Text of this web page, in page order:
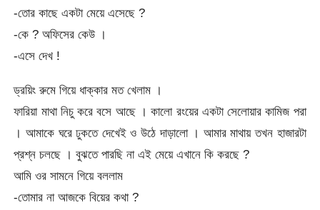
-তোর কাছে একটা মেয়ে এসেছে ?
-কে ? অফিসের কেউ ।
-এসে দেখ !
ড্রয়িং রুমে গিয়ে ধাক্কার মত খেলাম ।
ফারিয়া মাথা নিচু করে বসে আছে । কালো রংয়ের একটা সেলোয়ার কামিজ পরা
। আমাকে ঘরে ঢুকতে দেখেই ও উঠে দাড়ালো । আমার মাথায় তখন হাজারটা
প্রশ্ন চলছে । বুঝতে পারছি না এই মেয়ে এখানে কি করছে ?
আমি ওর সামনে গিয়ে বললাম
-তোমার না আজকে বিয়ের কথা ?